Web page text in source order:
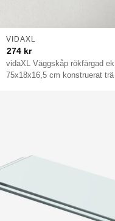
vidaXL Väggskåp rökfärgad ek
75x18x16,5 cm konstruerat trä
VIDAXL
274 kr